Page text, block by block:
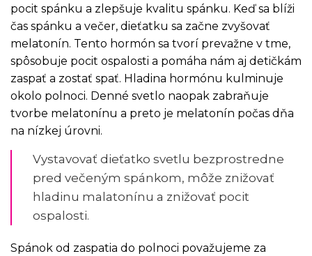
pocit spánku a zlepšuje kvalitu spánku. Keď sa blíži
čas spánku a večer, dieťatku sa začne zvyšovať
melatonín. Tento hormón sa tvorí prevažne v tme,
spôsobuje pocit ospalosti a pomáha nám aj detičkám
zaspať a zostať spať. Hladina hormónu kulminuje
okolo polnoci. Denné svetlo naopak zabraňuje
tvorbe melatonínu a preto je melatonín počas dňa
na nízkej úrovni.
Vystavovať dieťatko svetlu bezprostredne
pred večeným spánkom, môže znižovať
hladinu malatonínu a znižovať pocit
ospalosti.
Spánok od zaspatia do polnoci považujeme za